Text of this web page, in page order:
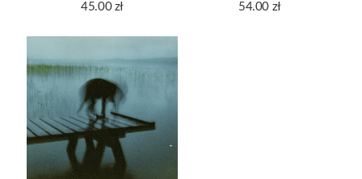
45.00 zł 54.00 zł